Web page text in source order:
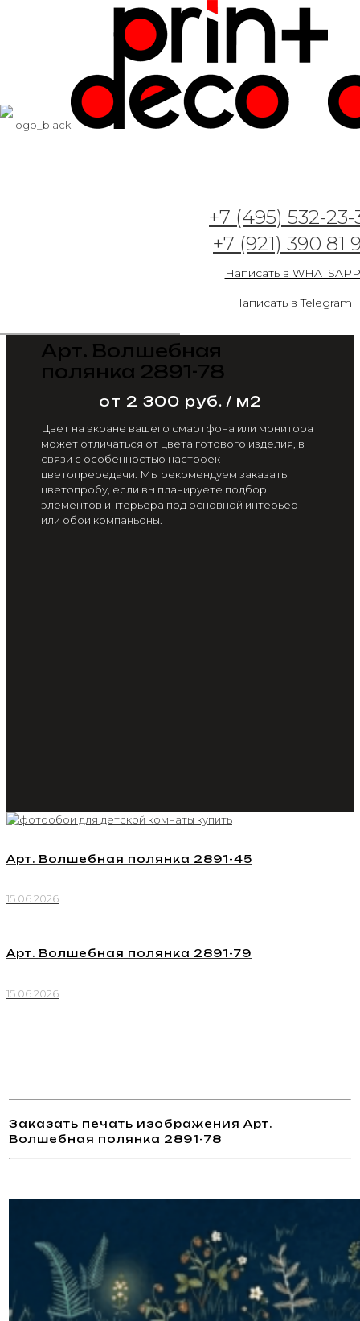
+7 (495) 532-23-
+7 (921) 390 81
Написать в WHATSAPP
Написать в Telegram
Арт. Волшебная
полянка 2891-78
от 2 300 руб. / м2
Цвет на экране вашего смартфона или монитора
может отличаться от цвета готового изделия, в
связи с особенностью настроек
цветопрередачи. Мы рекомендуем заказать
цветопробу, если вы планируете подбор
элементов интерьера под основной интерьер
или обои компаньоны.
Арт. Волшебная полянка 2891-45
15.06.2026
Арт. Волшебная полянка 2891-79
15.06.2026
Заказать печать изображения Арт.
Волшебная полянка 2891-78